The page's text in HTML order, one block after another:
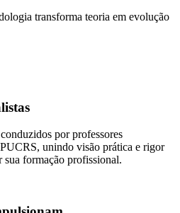
transforma teoria em evolução
por professores
unindo visão prática e rigor
sua formação profissional.